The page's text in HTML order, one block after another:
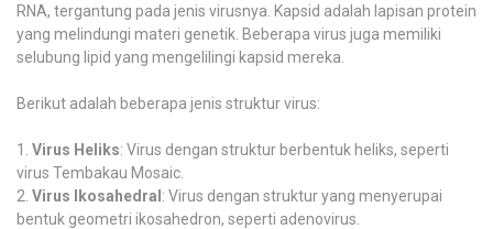
RNA, tergantung pada jenis virusnya. Kapsid adalah lapisan protein
yang melindungi materi genetik. Beberapa virus juga memiliki
selubung lipid yang mengelilingi kapsid mereka.
Berikut adalah beberapa jenis struktur virus:
Virus Heliks: Virus dengan struktur berbentuk heliks, seperti
virus Tembakau Mosaic.
Virus Ikosahedral: Virus dengan struktur yang menyerupai
bentuk geometri ikosahedron, seperti adenovirus.